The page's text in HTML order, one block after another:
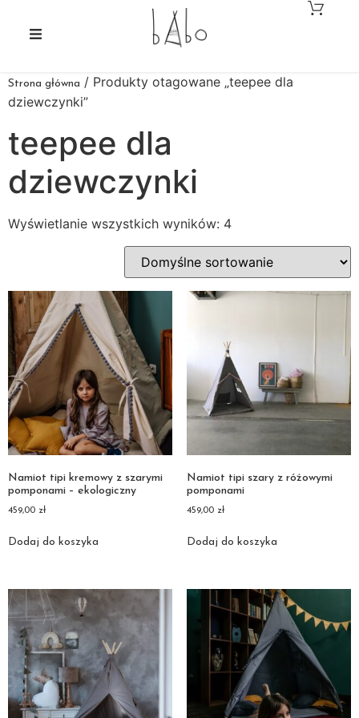
Strona główna / Produkty otagowane „teepee dla
dziewczynki”
teepee dla
dziewczynki
Wyświetlanie wszystkich wyników: 4
Namiot tipi kremowy z szarymi
pomponami – ekologiczny
459,00 zł
Dodaj do koszyka
Namiot tipi szary z różowymi
pomponami
459,00 zł
Dodaj do koszyka